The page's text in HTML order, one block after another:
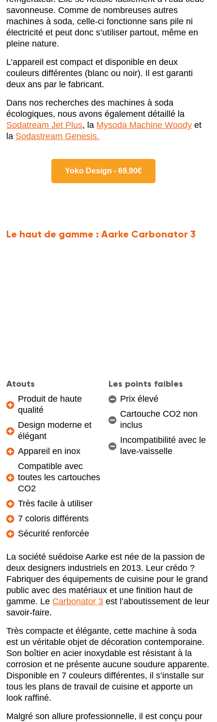
savonneuse. Comme de nombreuses autres
machines à soda, celle-ci fonctionne sans pile ni
électricité et peut donc s’utiliser partout, même en
pleine nature.
L’appareil est compact et disponible en deux
couleurs différentes (blanc ou noir). Il est garanti
deux ans par le fabricant.
Dans nos recherches des machines à soda
écologiques, nous avons également détaillé la
Sodatream Jet Plus, la Mysoda Machine Woody et
la Sodastream Genesis.
Yoko Design - 69,90€
Le haut de gamme :Aarke Carbonator 3
Atouts
Produit de haute
qualité
Design moderne et
élégant
Appareil en inox
Compatible avec
toutes les cartouches
CO2
Très facile à utiliser
7 coloris différents
Sécurité renforcée
Les points faibles
Prix élevé
Cartouche CO2 non
inclus
Incompatibilité avec le
lave-vaisselle
La société suédoise Aarke est née de la passion de
deux designers industriels en 2013. Leur crédo ?
Fabriquer des équipements de cuisine pour le grand
public avec des matériaux et une finition haut de
gamme. Le Carbonator 3 est l’aboutissement de leur
savoir-faire.
Très compacte et élégante, cette machine à soda
est un véritable objet de décoration contemporaine.
Son boîtier en acier inoxydable est résistant à la
corrosion et ne présente aucune soudure apparente.
Disponible en 7 couleurs différentes, il s’installe sur
tous les plans de travail de cuisine et apporte un
look raffiné.
Malgré son allure professionnelle, il est conçu pour